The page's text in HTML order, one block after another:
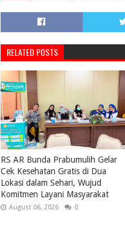
RELATED POSTS
RS AR Bunda Prabumulih Gelar
Cek Kesehatan Gratis di Dua
Lokasi dalam Sehari, Wujud
Komitmen Layani Masyarakat
August 06, 2026 0